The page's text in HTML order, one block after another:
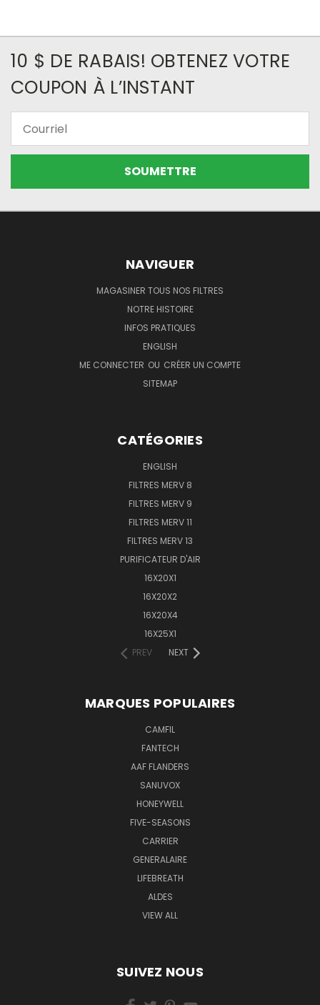
10 $ DE RABAIS! OBTENEZ VOTRE
COUPON À L’INSTANT
NAVIGUER
MAGASINER TOUS NOS FILTRES
NOTRE HISTOIRE
INFOS PRATIQUES
ENGLISH
ME CONNECTER OU CRÉER UN COMPTE
SITEMAP
CATÉGORIES
ENGLISH
FILTRES MERV 8
FILTRES MERV 9
FILTRES MERV 11
FILTRES MERV 13
PURIFICATEUR D'AIR
16X20X1
16X20X2
16X20X4
16X25X1
PREV
NEXT
MARQUES POPULAIRES
CAMFIL
FANTECH
AAF FLANDERS
SANUVOX
HONEYWELL
FIVE-SEASONS
CARRIER
GENERALAIRE
LIFEBREATH
ALDES
VIEW ALL
SUIVEZ NOUS